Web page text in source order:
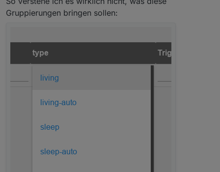
Gruppierungen bringen sollen: